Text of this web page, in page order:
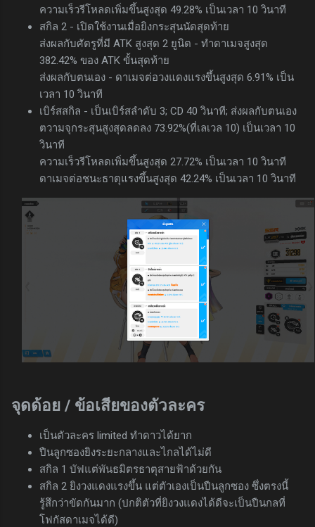
ความเร็วรีโหลดเพิ่มขึ้นสูงสุด 49.28% เป็นเวลา 10 วินาที
สกิล 2 - เปิดใช้งานเมื่อยิงกระสุนนัดสุดท้าย
ส่งผลกับศัตรูที่มี ATK สูงสุด 2 ยูนิต - ทำดาเมจสูงสุด
382.42% ของ ATK ขั้นสุดท้าย
ส่งผลกับตนเอง - ดาเมจต่อวงแดงแรงขึ้นสูงสุด 6.91% เป็น
เวลา 10 วินาที
เบิร์สสกิล - เป็นเบิร์สลำดับ 3; CD 40 วินาที; ส่งผลกับตนเอง
ตวามจุกระสุนสูงสุดลดลง 73.92%(ที่เลเวล 10) เป็นเวลา 10
วินาที
ความเร็วรีโหลดเพิ่มขึ้นสูงสุด 27.72% เป็นเวลา 10 วินาที
ดาเมจต่อชนะธาตุแรงขึ้นสูงสุด 42.24% เป็นเวลา 10 วินาที
จุดด้อย / ข้อเสียของตัวละคร
เป็นตัวละคร limited ทำดาวได้ยาก
ปืนลูกซองยิงระยะกลางและไกลได้ไม่ดี
สกิล 1 บัฟแต่พันธมิตรธาตุสายฟ้าด้วยกัน
สกิล 2 ยิงวงแดงแรงขึ้น แต่ตัวเองเป็นปืนลูกซอง ซึ่งตรงนี้
รู้สึกว่าขัดกันมาก (ปกติตัวที่ยิงวงแดงได้ดีจะเป็นปืนกลที่
โฟกัสดาเมจได้ดี)